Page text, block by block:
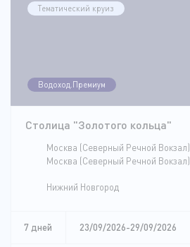
Тематический круиз
Водоход.Премиум
Столица "Золотого кольца"
Москва (Северный Речной Вокзал)
Москва (Северный Речной Вокзал)
Нижний Новгород
7 дней 23/09/2026-29/09/2026